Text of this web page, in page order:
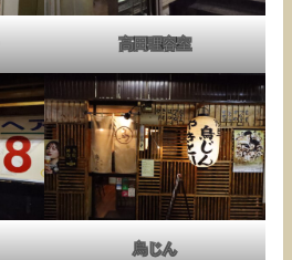
高田理容室
鳥じん